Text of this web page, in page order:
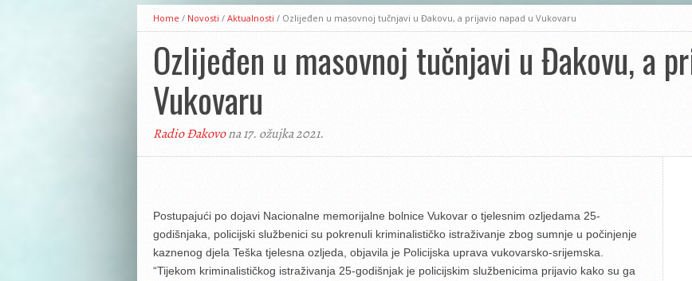
AKTUALNOSTI
CRNA KRONIKA
POLITIKA
ZANIMLJIVOSTI
GOSPODARSTVO
KULTURA
ŠPORT
MARKETING
REPRIZE EMISIJA
DOBRE VIBRACIJE
ĐAKOVO GRADE
WEB ANKETA
Home / Novosti / Aktualnosti / Ozlijeđen u masovnoj tučnjavi u Đakovu, a prijavio napad u Vukovaru
Ozlijeđen u masovnoj tučnjavi u Đakovu, a
Vukovaru
Radio Đakovona 17. ožujka 2021.
Postupajući po dojavi Nacionalne memorijalne bolnice Vukovar o tjelesnim ozljedama 25-
godišnjaka, policijski službenici su pokrenuli kriminalističko istraživanje zbog sumnje u počinjenje
kaznenog djela Teška tjelesna ozljeda, objavila je Policijska uprava vukovarsko-srijemska.
“Tijekom kriminalističkog istraživanja 25-godišnjak je policijskim službenicima prijavio kako su ga